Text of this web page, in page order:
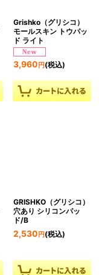
Grishko（グリシコ）
モールスキン トウパッ
ド ライト
3,960 円(税込)
GRISHKO（グリシコ）
穴あり シリコンパッ
ド/B
2,530 円(税込)